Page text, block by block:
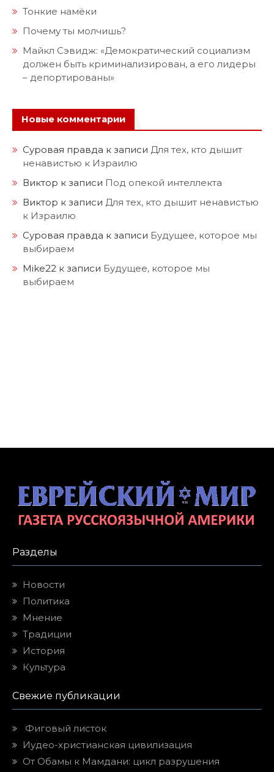
Тонкие намёки
Почему ты молчишь?
Майкл Сэвидж: «Демократический социализм
должен быть криминализирован, а его лидеры
– депортированы»
Новые комментарии
Суровая правда к записи Для тех, кто дышит
ненавистью к Израилю
Виктор к записи Под опекой интеллекта
Виктор к записи Для тех, кто дышит ненавистью
к Израилю
Суровая правда к записи Будущее, которое мы
выбираем
Mike22 к записи Будущее, которое мы
выбираем
Разделы
Новости
Политика
Мнение
Традиции
История
Культура
Свежие публикации
Фиговый листок
Иудео-христианская цивилизация
От Обамы к Мамдани: цикл разрушения